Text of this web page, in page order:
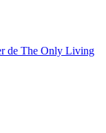
de The Only Living